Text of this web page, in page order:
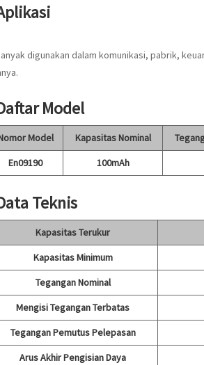
digunakan dalam komunikasi, pabrik,
Model
Model Kapasitas Nominal
En09190
100mAh
Teknis
Kapasitas Terukur
Kapasitas Minimum
Tegangan Nominal
Mengisi Tegangan Terbatas
Tegangan Pemutus Pelepasan
Arus Akhir Pengisian Daya